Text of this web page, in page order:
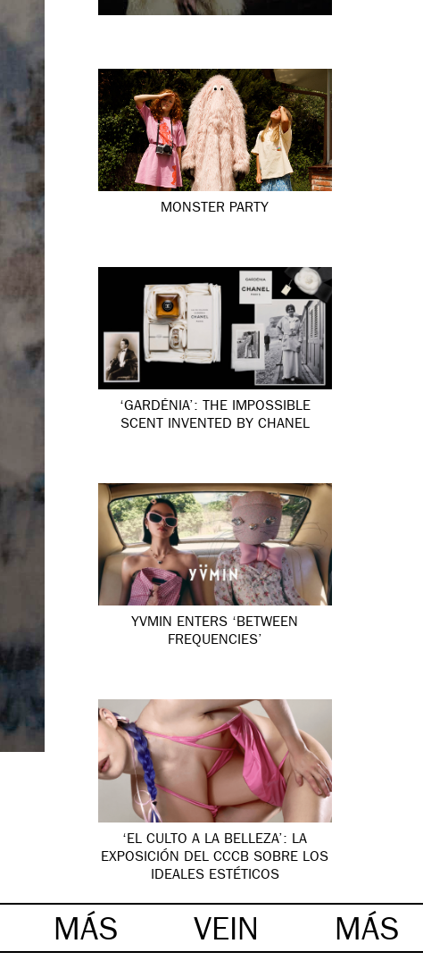
MONSTER PARTY
‘GARDÉNIA’: THE IMPOSSIBLE
SCENT INVENTED BY CHANEL
YVMIN ENTERS ‘BETWEEN
FREQUENCIES’
‘EL CULTO A LA BELLEZA’: LA
EXPOSICIÓN DEL CCCB SOBRE LOS
IDEALES ESTÉTICOS
MÁS VEIN MÁS